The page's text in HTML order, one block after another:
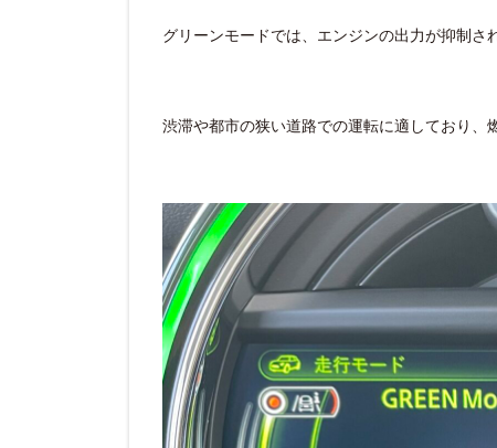
グリーンモードでは、エンジンの出力が抑制さ
渋滞や都市の狭い道路での運転に適しており、